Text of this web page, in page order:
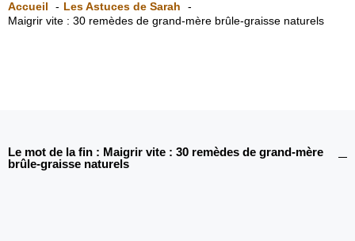
Accueil
Les Astuces de Sarah
Maigrir vite : 30 remèdes de grand-mère brûle-graisse naturels
Le mot de la fin : Maigrir vite : 30 remèdes de grand-mère
brûle-graisse naturels